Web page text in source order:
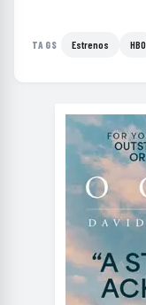
TAGS Estrenos HBO